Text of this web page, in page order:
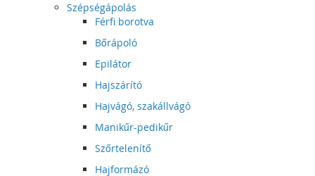
Szépségápolás
Férfi borotva
Bőrápoló
Epilátor
Hajszárító
Hajvágó, szakállvágó
Manikűr-pedikűr
Szőrtelenítő
Hajformázó